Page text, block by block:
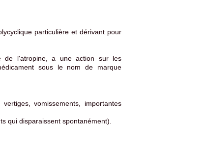
particulière et dérivant pour
de l'atropine, a une action sur les
sous le nom de marque
vomissements, importantes
qui disparaissent spontanément).